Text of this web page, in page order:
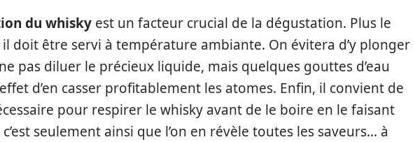
du whisky est un facteur crucial de la dégustation. Plus le
doit être servi à température ambiante. On évitera d’y plonger
pas diluer le précieux liquide, mais quelques gouttes d’eau
d’en casser profitablement les atomes. Enfin, il convient de
pour respirer le whisky avant de le boire en le faisant
seulement ainsi que l’on en révèle toutes les saveurs… à